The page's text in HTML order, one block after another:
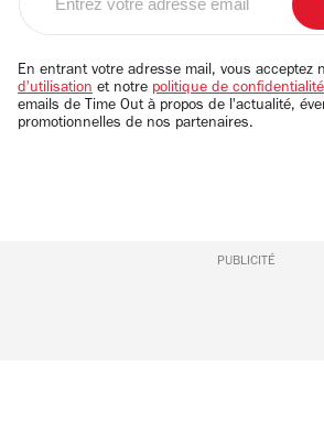
email
En entrant votre adresse mail, vous acceptez
d'utilisation et notre politique de confidentialité
emails de Time Out à propos de l'actualité,
promotionnelles de nos partenaires.
PUBLICITÉ